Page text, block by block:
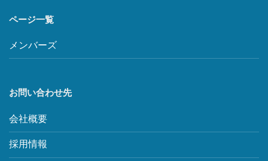
ページ一覧
メンバーズ
お問い合わせ先
会社概要
採用情報